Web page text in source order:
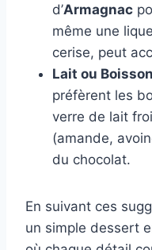
d’Armagnac
même une
cerise, peut
Lait ou
préfèrent les
verre de lait
(amande,
du chocolat.
En suivant ces
un simple dessert